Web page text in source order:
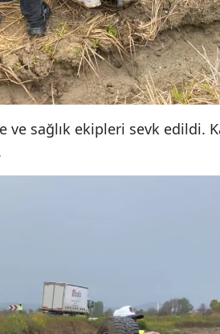
Kırşehir
Kocaeli
Konya
Manisa
Muş
sağlık ekipleri sevk edildi.